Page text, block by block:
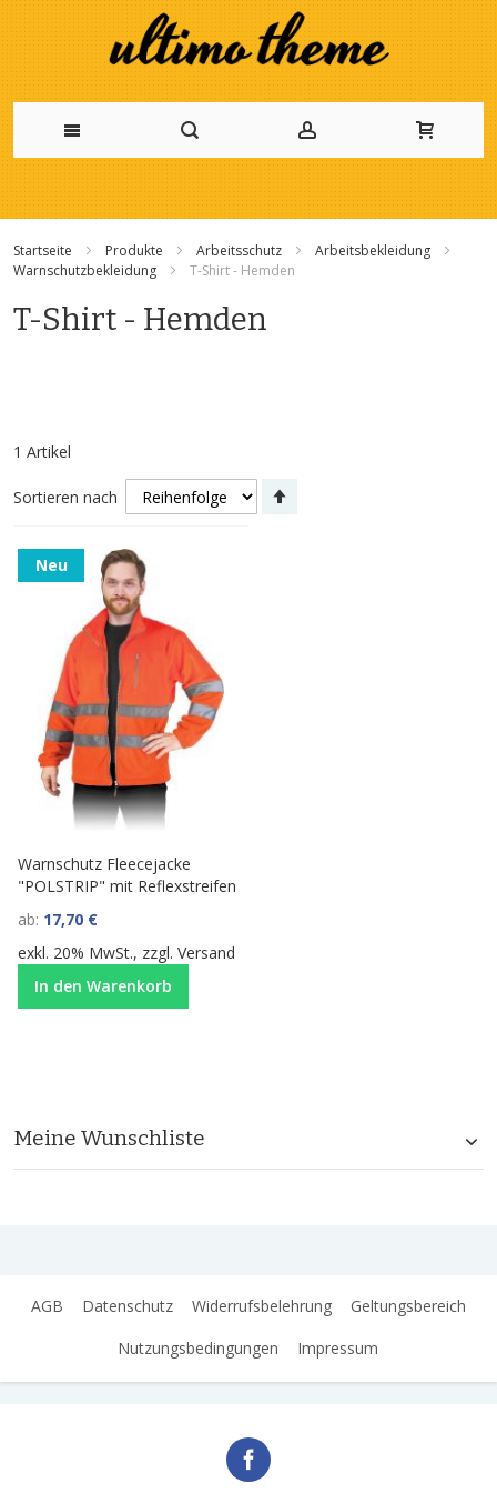
Zum
springen
Startseite Produkte Arbeitsschutz
Arbeitsbekleidung
Warnschutzbekleidung
T-Shirt - Hemden
T-Shirt - Hemden
1 Artikel
Sortieren nach
Neu
Warnschutz Fleecejacke
"POLSTRIP" mit Reflexstreifen
ab 17,70 €
exkl. 20% MwSt., zzgl.Versand
In den Warenkorb
Meine Wunschliste
AGB Datenschutz Widerrufsbelehrung
Geltungsbereich
Nutzungsbedingungen
Impressum